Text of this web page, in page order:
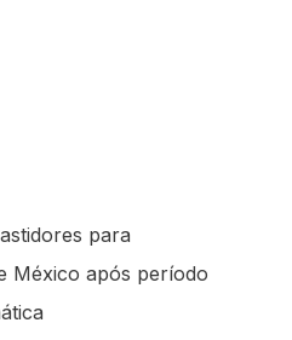
para
México após período